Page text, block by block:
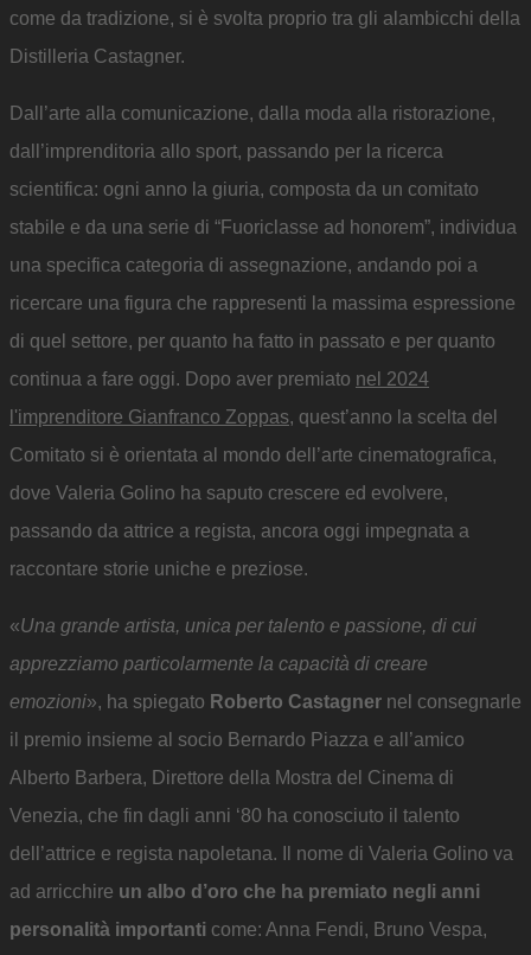
come da tradizione, si è svolta proprio tra gli alambicchi della
Distilleria Castagner.
Dall’arte alla comunicazione, dalla moda alla ristorazione,
dall’imprenditoria allo sport, passando per la ricerca
scientifica: ogni anno la giuria, composta da un comitato
stabile e da una serie di “Fuoriclasse ad honorem”, individua
una specifica categoria di assegnazione, andando poi a
ricercare una figura che rappresenti la massima espressione
di quel settore, per quanto ha fatto in passato e per quanto
continua a fare oggi. Dopo aver premiato nel 2024
l'imprenditore Gianfranco Zoppas, quest’anno la scelta del
Comitato si è orientata al mondo dell’arte cinematografica,
dove Valeria Golino ha saputo crescere ed evolvere,
passando da attrice a regista, ancora oggi impegnata a
raccontare storie uniche e preziose.
«Una grande artista, unica per talento e passione, di cui
apprezziamo particolarmente la capacità di creare
emozioni», ha spiegato Roberto Castagner nel consegnarle
il premio insieme al socio Bernardo Piazza e all’amico
Alberto Barbera, Direttore della Mostra del Cinema di
Venezia, che fin dagli anni ‘80 ha conosciuto il talento
dell’attrice e regista napoletana. Il nome di Valeria Golino va
ad arricchire un albo d’oro che ha premiato negli anni
personalità importanti come: Anna Fendi, Bruno Vespa,